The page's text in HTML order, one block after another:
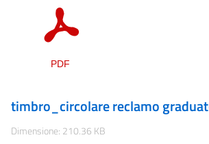
timbro_circolare reclamo
Dimensione: 210.36 KB